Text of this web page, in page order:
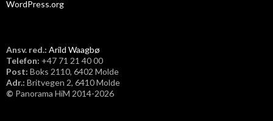
WordPress.org
Ansv. red.: Arild Waagbø
Telefon: ​+47 71 21 40 00
Post: Boks 2110, 6402 Molde
Adr.: Britvegen 2, 6410 Molde
© Panorama HiM 2014-2026